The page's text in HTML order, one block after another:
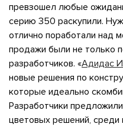
превзошел любые
серию 350 раскупили.
отлично поработали над
продажи были не только
разработчиков. «Адидас
новые решения по
которые идеально
Разработчики
цветовых решений, среди
и в